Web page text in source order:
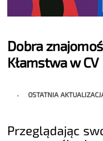
Dobra
Kłamstwa w CV
OSTATNIA
Przeglądając